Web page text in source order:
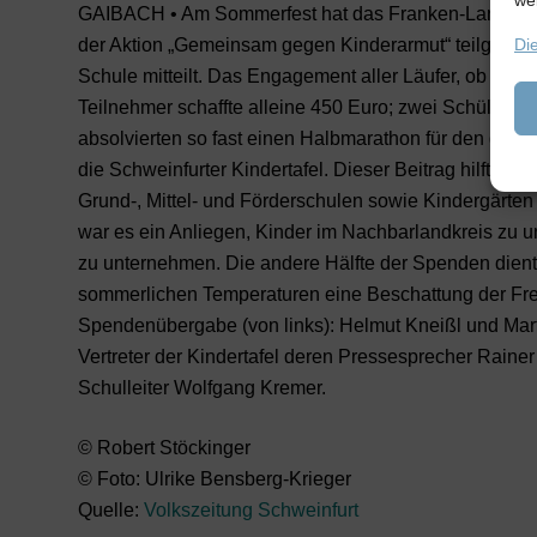
GAIBACH • Am Sommerfest hat das Franken-
der Aktion „Gemeinsam gegen Kinderarmut“
Schule mitteilt. Das Engagement aller Läufer, ob
Teilnehmer schaffte alleine 450 Euro; zwei Schüler
absolvierten so fast einen Halbmarathon für den
die Schweinfurter Kindertafel. Dieser Beitrag hilft,
Grund-, Mittel- und Förderschulen sowie
war es ein Anliegen, Kinder im Nachbarlandkreis zu
zu unternehmen. Die andere Hälfte der Spenden
sommerlichen Temperaturen eine Beschattung der
Spendenübergabe (von links): Helmut Kneißl und
Vertreter der Kindertafel deren Pressesprecher
Schulleiter Wolfgang Kremer.
© Robert Stöckinger
© Foto: Ulrike Bensberg-Krieger
Quelle:Volkszeitung Schweinfurt